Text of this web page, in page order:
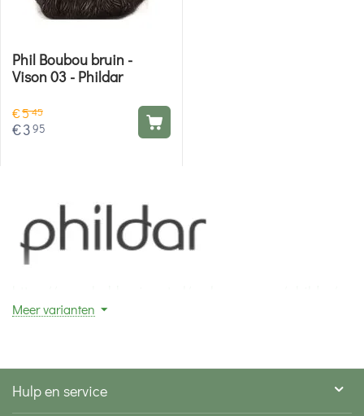
Meer varianten
Phil Boubou bruin -
Vison 03 - Phildar
€545
€395
Hulp en service